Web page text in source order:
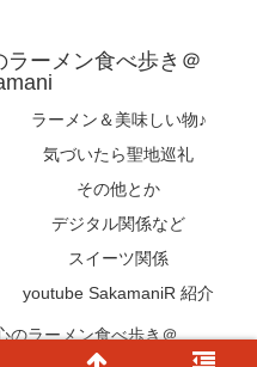
ラーメン食べ歩き＠
ラーメン＆美味しい物♪
気づいたら聖地巡礼
その他とか
デジタル関係など
スイーツ関係
youtube SakamaniR 紹介
のラーメン食べ歩き＠